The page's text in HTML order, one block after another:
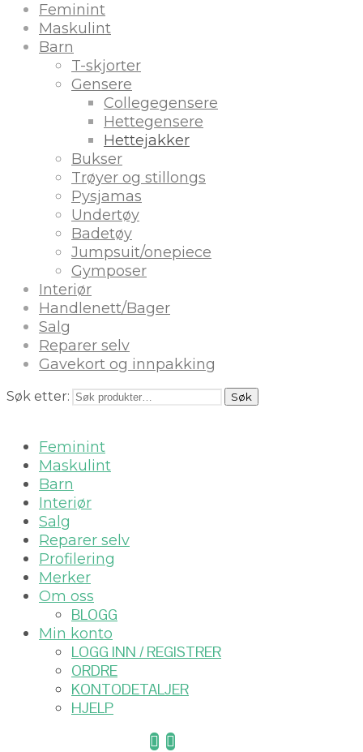
Feminint
Maskulint
Barn
T-skjorter
Gensere
Collegegensere
Hettegensere
Hettejakker
Bukser
Trøyer og stillongs
Pysjamas
Undertøy
Badetøy
Jumpsuit/onepiece
Gymposer
Interiør
Handlenett/Bager
Salg
Reparer selv
Gavekort og innpakking
Søk etter: Søk
Feminint
Maskulint
Barn
Interiør
Salg
Reparer selv
Profilering
Merker
Om oss
BLOGG
Min konto
LOGG INN / REGISTRER
ORDRE
KONTODETALJER
HJELP